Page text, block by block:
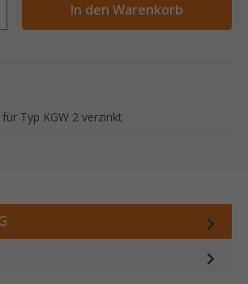
In den Warenkorb
Typ KGW 2 verzinkt